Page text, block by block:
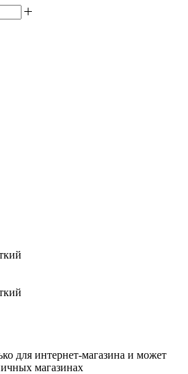
для интернет-магазина и может
магазинах